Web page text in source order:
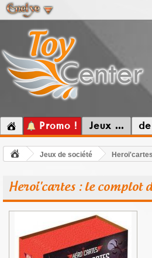
Promo ! Jeux ...
Jeux de société
Heroi'cartes : le complot